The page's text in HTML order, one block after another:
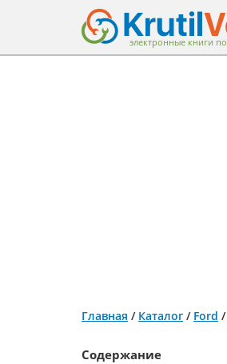
электронные книги
Главная / Каталог / Ford /
Содержание